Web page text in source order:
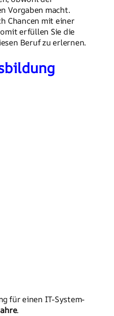
Vorgaben macht.
Chancen mit einer
erfüllen Sie die
Beruf zu erlernen.
für einen IT-System-
.